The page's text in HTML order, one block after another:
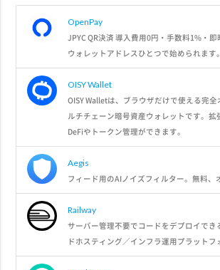
OpenPay
JPYC QR決済 導入費用0円・手数料1%・即
ウォレットアドレスひとつで始められます。
OISY Wallet
OISY Walletは、ブラウザだけで使える完
ルチチェーン暗号資産ウォレットです。拡
DeFiやトークン管理ができます。
Aegis
フィード用のAIノイズフィルター。無料、
Railway
サーバー管理不要でコードをデプロイでき
ドホスティング／インフラ運用プラットフ